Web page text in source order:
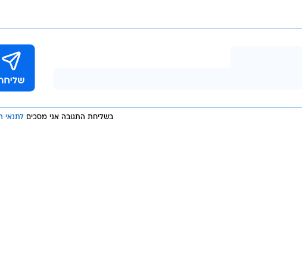
בשליחת התגובה אני מסכים לתנאי